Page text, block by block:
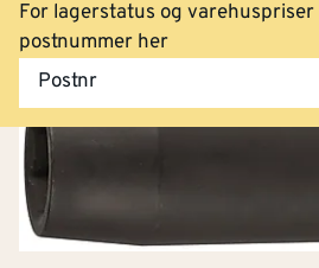
For lagerstatus og
postnummer her
Postnr
Verktøy Håndverktøy